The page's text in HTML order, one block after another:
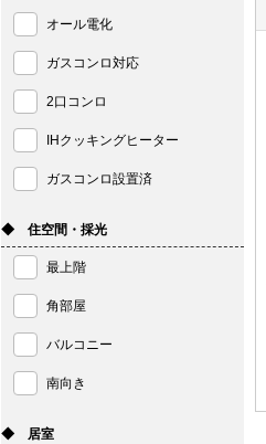
オール電化
ガスコンロ対応
2口コンロ
IHクッキングヒーター
ガスコンロ設置済
◆ 住空間・採光
最上階
角部屋
バルコニー
南向き
◆ 居室